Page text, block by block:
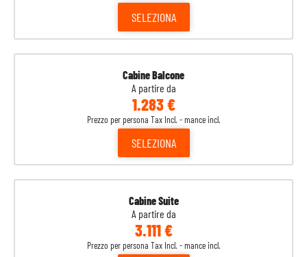
SELEZIONA
Cabine Balcone
A partire da
1.283 €
Prezzo per persona Tax Incl. - mance incl.
SELEZIONA
Cabine Suite
A partire da
3.111 €
Prezzo per persona Tax Incl. - mance incl.